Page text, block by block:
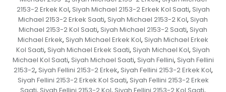
2153-2 Erkek Kol, Siyah Michael 2153-2 Erkek Kol Saati, Siyah
Michael 2153-2 Erkek Saati, Siyah Michael 2153-2 Kol, Siyah
Michael 2153-2 Kol Saati, Siyah Michael 2153-2 Saati, Siyah
Michael Erkek, Siyah Michael Erkek Kol, Siyah Michael Erkek
Kol Saati, Siyah Michael Erkek Saati, Siyah Michael Kol, Siyah
Michael Kol Saati, Siyah Michael Saati, Siyah Fellini, Siyah Fellini
2153-2, Siyah Fellini 2153-2 Erkek, Siyah Fellini 2153-2 Erkek Kol,
Siyah Fellini 2153-2 Erkek Kol Saati, Siyah Fellini 2153-2 Erkek
Saati, Siyah Fellini 2153-2 Kol, Siyah Fellini 2153-2 Kol Saati,